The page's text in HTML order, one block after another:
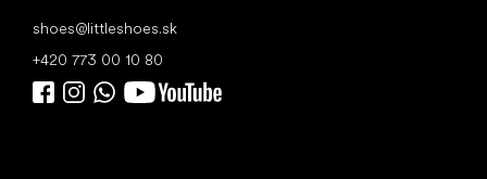
shoes@littleshoes.sk
+420 773 00 10 80